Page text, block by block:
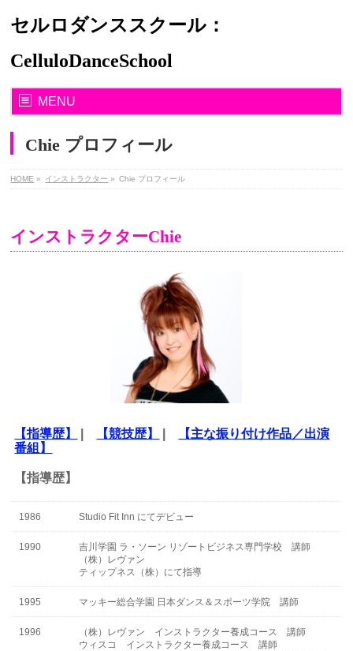
セルロダンススクール：
CelluloDanceSchool
MENU
Chie プロフィール
HOME » インストラクター » Chie プロフィール
インストラクターChie
【指導歴】 【競技歴】
【主な振り付け作品／出演
番組】
【指導歴】
1986 Studio Fit Inn にてデビュー
1990
吉川学園 ラ・ソーン リゾートビジネス専門学校 講師
（株）レヴァン
ティップネス（株）にて指導
1995 マッキー総合学園 日本ダンス＆スポーツ学院 講師
1996
（株）レヴァン インストラクター養成コース 講師
ウィスコ インストラクター養成コース 講師